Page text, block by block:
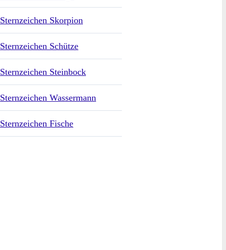
Sternzeichen Skorpion
Sternzeichen Schütze
Sternzeichen Steinbock
Sternzeichen Wassermann
Sternzeichen Fische